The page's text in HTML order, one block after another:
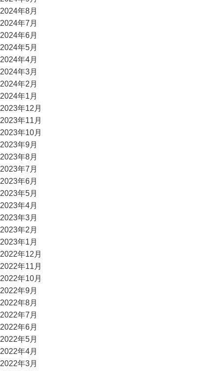
2024年8月
2024年7月
2024年6月
2024年5月
2024年4月
2024年3月
2024年2月
2024年1月
2023年12月
2023年11月
2023年10月
2023年9月
2023年8月
2023年7月
2023年6月
2023年5月
2023年4月
2023年3月
2023年2月
2023年1月
2022年12月
2022年11月
2022年10月
2022年9月
2022年8月
2022年7月
2022年6月
2022年5月
2022年4月
2022年3月